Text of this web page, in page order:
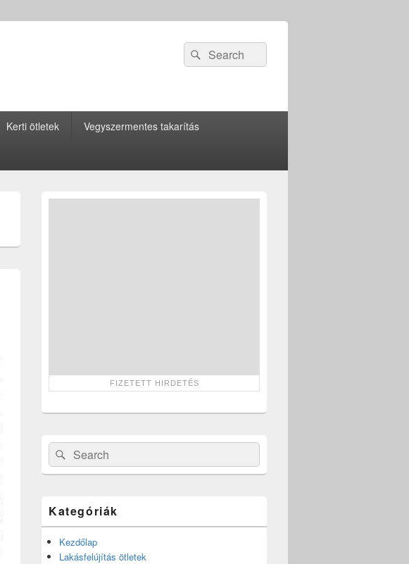
Search
for:
Search
Kerti ötletek Vegyszermentes takarítás
Primary
Search
for:
Search
Kategóriák
Kezdőlap
Lakásfelújítás ötletek